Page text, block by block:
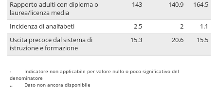
Rapporto adulti con diploma o
laurea/licenza media
143 140.9 164.5
Incidenza di analfabeti 2.5 2
1.1
Uscita precoce dal sistema di
istruzione e formazione
15.3 20.6 15.5
-
Indicatore non applicabile per valore nullo o poco significativo del
denominatore
..
Dato non ancora disponibile